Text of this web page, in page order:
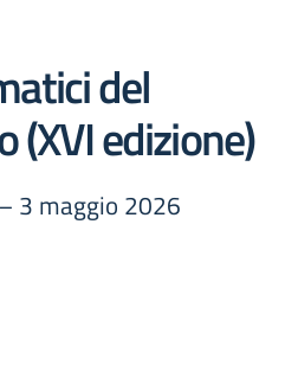
del
edizione)
3 maggio 2026